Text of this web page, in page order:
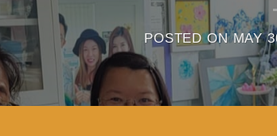
POSTED ONMAY